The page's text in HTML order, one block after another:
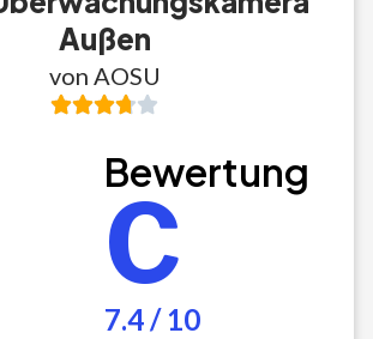
Außen
von AOSU
Bewertung
C
7.4 / 10